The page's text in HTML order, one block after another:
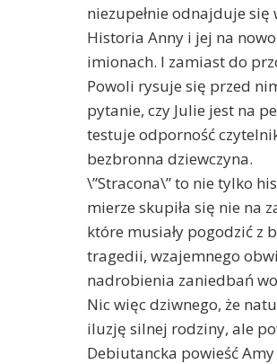
niezupełnie odnajduje się
Historia Anny i jej na
imionach. I zamiast do
Powoli rysuje się przed
pytanie, czy Julie jest na
testuje odporność
bezbronna dziewczyna.
\”Stracona\” to nie tylko
mierze skupiła się nie na
które musiały pogodzić z
tragedii, wzajemnego
nadrobienia zaniedbań
Nic więc dziwnego, że
iluzję silnej rodziny, ale
Debiutancka powieść